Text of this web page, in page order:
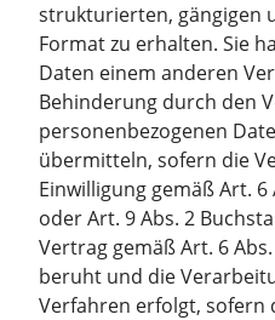
strukturierten, gängigen
Format zu erhalten. Sie
Daten einem anderen
Behinderung durch den
personenbezogenen
übermitteln, sofern die
Einwilligung gemäß Art. 6
oder Art. 9 Abs. 2
Vertrag gemäß Art. 6
beruht und die
Verfahren erfolgt, sofern